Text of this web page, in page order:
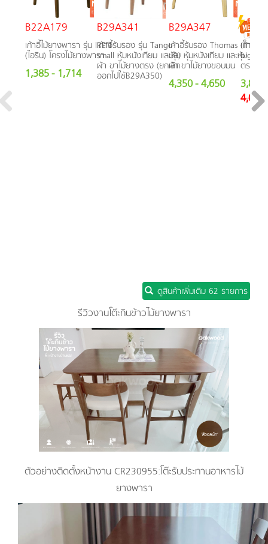
B22A179
เก้าอี้ไม้ยางพารา รุ่น IREN
(ไอริน) โครงไม้ยางพารา
1,385- 1,714
B29A341
เก้าอี้รับรอง รุ่น Tango-
small หุ้มหนังเทียม และหุ้ม
ผ้า ขาไม้ยางตรง (ยกเลิก
ออกไปใช้B29A350)
B29A347
เก้าอี้รับรอง Thomas (โท
มัส) หุ้มหนังเทียม และหุ้ม
ผ้า ขาไม้ยางขอบมน
4,350- 4,650
เก้าอี้รั
big (แท
ตรง
3,800
4,000
ดูสินค้าเพิ่มเติม 62 รายการ
รีวิวงานโต๊ะกินข้าวไม้ยางพารา
ตัวอย่างติดตั้งหน้างาน CR230955:โต๊ะรับประทานอาหารไม้
ยางพารา